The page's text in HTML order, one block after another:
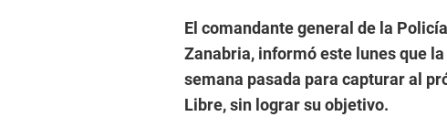
El comandante general de la
Zanabria, informó este lunes que
semana pasada para capturar al
Libre, sin lograr su objetivo.